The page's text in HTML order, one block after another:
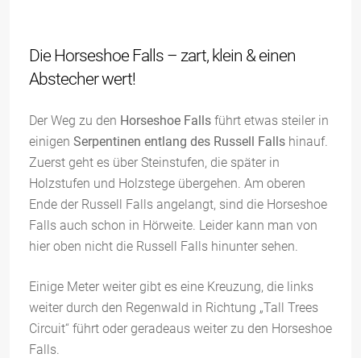
Die Horseshoe Falls – zart, klein & einen
Abstecher wert!
Der Weg zu den Horseshoe Falls führt etwas steiler in
einigen Serpentinen entlang des Russell Falls hinauf.
Zuerst geht es über Steinstufen, die später in
Holzstufen und Holzstege übergehen. Am oberen
Ende der Russell Falls angelangt, sind die Horseshoe
Falls auch schon in Hörweite. Leider kann man von
hier oben nicht die Russell Falls hinunter sehen.
Einige Meter weiter gibt es eine Kreuzung, die links
weiter durch den Regenwald in Richtung „Tall Trees
Circuit“ führt oder geradeaus weiter zu den Horseshoe
Falls.